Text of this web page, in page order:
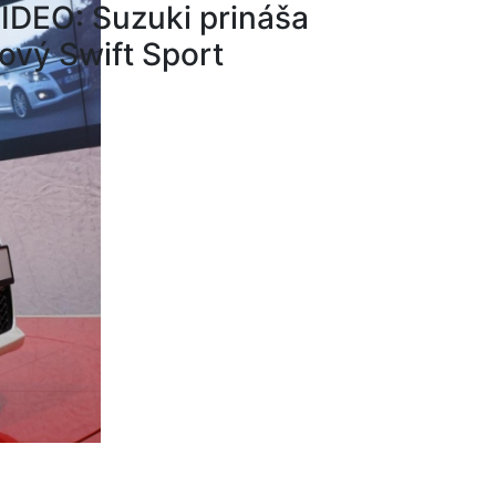
Suzuki prináša
Swift Sport